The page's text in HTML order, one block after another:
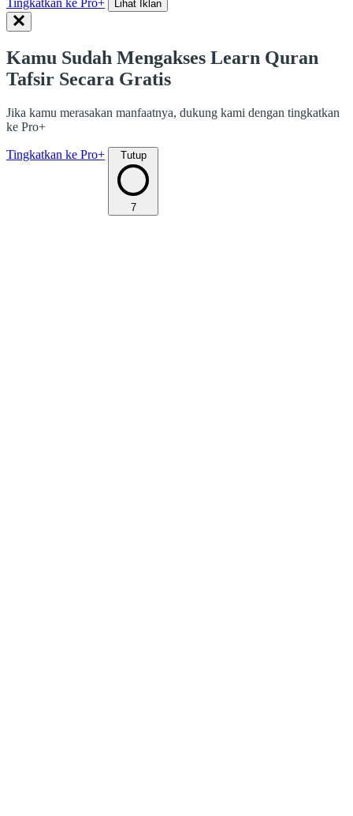
Tingkatkan ke Pro+ Lihat Iklan
Kamu Sudah Mengakses Learn Quran
Tafsir Secara Gratis
Jika kamu merasakan manfaatnya, dukung kami dengan tingkatkan
ke Pro+
Tingkatkan ke Pro+ Tutup
7